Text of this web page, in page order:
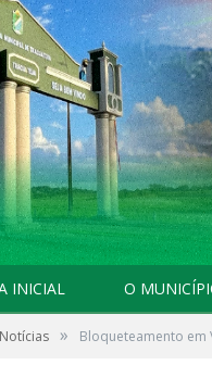
INICIAL O
Notícias » Bloqueteamento em